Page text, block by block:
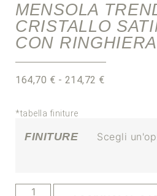
MENSOLA
CRISTALLO
CON RINGHIERA
164,70 € - 214,72 €
*tabella finiture
FINITURE